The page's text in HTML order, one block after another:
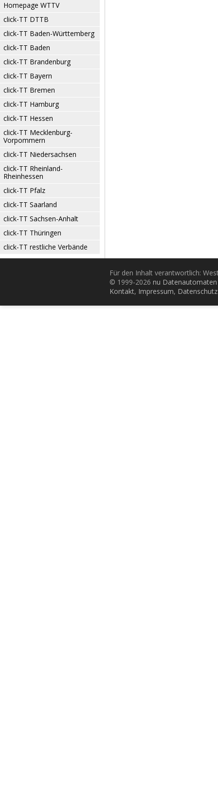
Homepage WTTV
click-TT DTTB
click-TT Baden-Württemberg
click-TT Baden
click-TT Brandenburg
click-TT Bayern
click-TT Bremen
click-TT Hamburg
click-TT Hessen
click-TT Mecklenburg-
Vorpommern
click-TT Niedersachsen
click-TT Rheinland-
Rheinhessen
click-TT Pfalz
click-TT Saarland
click-TT Sachsen-Anhalt
click-TT Thüringen
click-TT restliche Verbände
Für den Inhalt verantwortlich:
© 1999-2026 nu
Kontakt, Impressum, Datenschutz